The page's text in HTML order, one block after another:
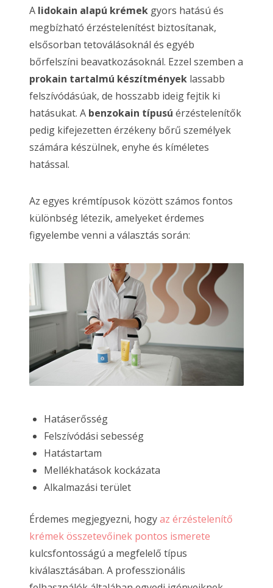
A lidokain alapú krémek gyors hatású és
megbízható érzéstelenítést biztosítanak,
elsősorban tetoválásoknál és egyéb
bőrfelszíni beavatkozásoknál. Ezzel szemben a
prokain tartalmú készítmények lassabb
felszívódásúak, de hosszabb ideig fejtik ki
hatásukat. A benzokain típusú érzéstelenítők
pedig kifejezetten érzékeny bőrű személyek
számára készülnek, enyhe és kíméletes
hatással.
Az egyes krémtípusok között számos fontos
különbség létezik, amelyeket érdemes
figyelembe venni a választás során:
Hatáserősség
Felszívódási sebesség
Hatástartam
Mellékhatások kockázata
Alkalmazási terület
Érdemes megjegyezni, hogyaz érzéstelenítő
krémek összetevőinek pontos ismerete
kulcsfontosságú a megfelelő típus
kiválasztásában. A professzionális